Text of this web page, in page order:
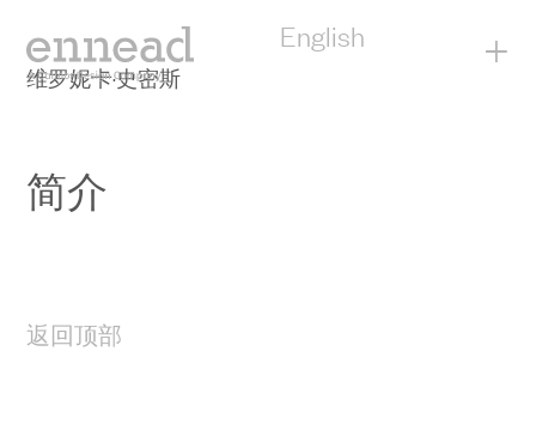
English +
维罗妮卡·史密斯
简介
返回顶部